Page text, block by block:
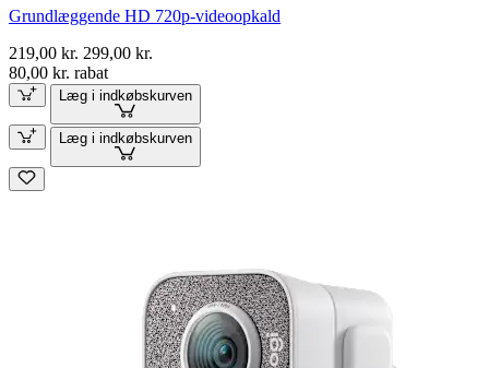
Grundlæggende HD 720p-videoopkald
219,00 kr. 299,00 kr.
80,00 kr. rabat
Læg i indkøbskurven
Læg i indkøbskurven